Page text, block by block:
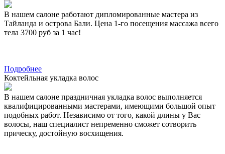
В нашем салоне работают дипломированные мастера из
Тайланда и острова Бали. Цена 1-го посещения массажа всего
тела 3700 руб за 1 час!
Подробнее
Коктейльная укладка волос
В нашем салоне праздничная укладка волос выполняется
квалифицированными мастерами, имеющими большой опыт
подобных работ. Независимо от того, какой длины у Вас
волосы, наш специалист непременно сможет сотворить
прическу, достойную восхищения.